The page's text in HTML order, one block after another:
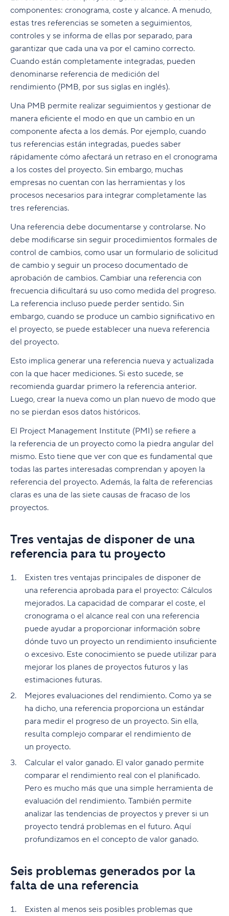
componentes: cronograma, coste y alcance. A menudo,
estas tres referencias se someten a seguimientos,
controles y se informa de ellas por separado, para
garantizar que cada una va por el camino correcto.
Cuando están completamente integradas, pueden
denominarse referencia de medición del
rendimiento (PMB, por sus siglas en inglés).
Una PMB permite realizar seguimientos y gestionar de
manera eficiente el modo en que un cambio en un
componente afecta a los demás. Por ejemplo, cuando
tus referencias están integradas, puedes saber
rápidamente cómo afectará un retraso en el cronograma
a los costes del proyecto. Sin embargo, muchas
empresas no cuentan con las herramientas y los
procesos necesarios para integrar completamente las
tres referencias.
Una referencia debe documentarse y controlarse. No
debe modificarse sin seguir procedimientos formales de
control de cambios, como usar un formulario de solicitud
de cambio y seguir un proceso documentado de
aprobación de cambios. Cambiar una referencia con
frecuencia dificultará su uso como medida del progreso.
La referencia incluso puede perder sentido. Sin
embargo, cuando se produce un cambio significativo en
el proyecto, se puede establecer una nueva referencia
del proyecto.
Esto implica generar una referencia nueva y actualizada
con la que hacer mediciones. Si esto sucede, se
recomienda guardar primero la referencia anterior.
Luego, crear la nueva como un plan nuevo de modo que
no se pierdan esos datos históricos.
El Project Management Institute (PMI) se refiere a
la referencia de un proyecto como la piedra angular del
mismo. Esto tiene que ver con que es fundamental que
todas las partes interesadas comprendan y apoyen la
referencia del proyecto. Además, la falta de referencias
claras es una de las siete causas de fracaso de los
proyectos.
Tres ventajas de disponer de una
referencia para tu proyecto
Existen tres ventajas principales de disponer de
una referencia aprobada para el proyecto: Cálculos
mejorados. La capacidad de comparar el coste, el
cronograma o el alcance real con una referencia
puede ayudar a proporcionar información sobre
dónde tuvo un proyecto un rendimiento insuficiente
o excesivo. Este conocimiento se puede utilizar para
mejorar los planes de proyectos futuros y las
estimaciones futuras.
Mejores evaluaciones del rendimiento. Como ya se
ha dicho, una referencia proporciona un estándar
para medir el progreso de un proyecto. Sin ella,
resulta complejo comparar el rendimiento de
un proyecto.
Calcular el valor ganado. El valor ganado permite
comparar el rendimiento real con el planificado.
Pero es mucho más que una simple herramienta de
evaluación del rendimiento. También permite
analizar las tendencias de proyectos y prever si un
proyecto tendrá problemas en el futuro. Aquí
profundizamos en el concepto de valor ganado.
Seis problemas generados por la
falta de una referencia
Existen al menos seis posibles problemas que